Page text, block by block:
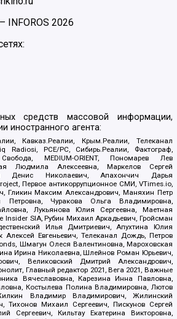
INFOROS 2026
средств массовой информации,
иностранного агента:
Кавказ.Реалии, Крым.Реалии, Телеканал
Radiosi, PCE/PC, Сибирь.Реалии, Фактограф,
MEDIUM-ORIENT, Пономарев Лев
Людмила Алексеевна, Маркелов Сергей
Денис Николаевич, Апахончич Дарья
Первое антикоррупционное СМИ, VTimes.io,
Гликин Максим Александрович, Маняхин Петр
Чуракова Ольга Владимировна,
Лукьянова Юлия Сергеевна, Маетная
Insider SIA, Рубин Михаил Аркадьевич, Гройсман
Илья Дмитриевич, Апухтина Юлия
Алексей Евгеньевич, Телеканал Дождь, Петров
Шмагун Олеся Валентиновна, Мароховская
Ирина Николаевна, Шлейнов Роман Юрьевич,
Великовский Дмитрий Александрович,
Главный редактор 2021, Вега 2021, Важные
Вячеславовна, Карезина Инна Павловна,
Костылева Полина Владимировна, Лютов
Владимир Владимирович, Жилинский
Тихонов Михаил Сергеевич, Пискунов Сергей
Сергеевич, Кильтау Екатерина Викторовна,